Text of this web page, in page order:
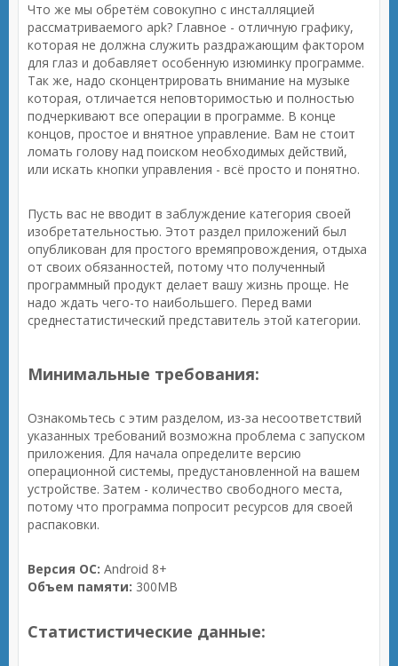
Что же мы обретём совокупно с инсталляцией
рассматриваемого apk? Главное - отличную графику,
которая не должна служить раздражающим фактором
для глаз и добавляет особенную изюминку программе.
Так же, надо сконцентрировать внимание на музыке
которая, отличается неповторимостью и полностью
подчеркивают все операции в программе. В конце
концов, простое и внятное управление. Вам не стоит
ломать голову над поиском необходимых действий,
или искать кнопки управления - всё просто и понятно.
Пусть вас не вводит в заблуждение категория своей
изобретательностью. Этот раздел приложений был
опубликован для простого времяпровождения, отдыха
от своих обязанностей, потому что полученный
программный продукт делает вашу жизнь проще. Не
надо ждать чего-то наибольшего. Перед вами
среднестатистический представитель этой категории.
Минимальные требования:
Ознакомьтесь с этим разделом, из-за несоответствий
указанных требований возможна проблема с запуском
приложения. Для начала определите версию
операционной системы, предустановленной на вашем
устройстве. Затем - количество свободного места,
потому что программа попросит ресурсов для своей
распаковки.
Версия ОС: Android 8+
Объем памяти: 300MB
Статистистические данные: